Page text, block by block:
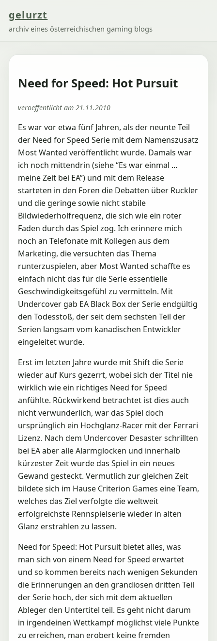
gelurzt
archiv eines österreichischen gaming blogs
Need for Speed: Hot Pursuit
veroeffentlicht am 21.11.2010
Es war vor etwa fünf Jahren, als der neunte Teil
der Need for Speed Serie mit dem Namenszusatz
Most Wanted veröffentlicht wurde. Damals war
ich noch mittendrin (siehe “Es war einmal …
meine Zeit bei EA”) und mit dem Release
starteten in den Foren die Debatten über Ruckler
und die geringe sowie nicht stabile
Bildwiederholfrequenz, die sich wie ein roter
Faden durch das Spiel zog. Ich erinnere mich
noch an Telefonate mit Kollegen aus dem
Marketing, die versuchten das Thema
runterzuspielen, aber Most Wanted schaffte es
einfach nicht das für die Serie essentielle
Geschwindigkeitsgefühl zu vermitteln. Mit
Undercover gab EA Black Box der Serie endgültig
den Todesstoß, der seit dem sechsten Teil der
Serien langsam vom kanadischen Entwickler
eingeleitet wurde.
Erst im letzten Jahre wurde mit Shift die Serie
wieder auf Kurs gezerrt, wobei sich der Titel nie
wirklich wie ein richtiges Need for Speed
anfühlte. Rückwirkend betrachtet ist dies auch
nicht verwunderlich, war das Spiel doch
ursprünglich ein Hochglanz-Racer mit der Ferrari
Lizenz. Nach dem Undercover Desaster schrillten
bei EA aber alle Alarmglocken und innerhalb
kürzester Zeit wurde das Spiel in ein neues
Gewand gesteckt. Vermutlich zur gleichen Zeit
bildete sich im Hause Criterion Games eine Team,
welches das Ziel verfolgte die weltweit
erfolgreichste Rennspielserie wieder in alten
Glanz erstrahlen zu lassen.
Need for Speed: Hot Pursuit bietet alles, was
man sich von einem Need for Speed erwartet
und so kommen bereits nach wenigen Sekunden
die Erinnerungen an den grandiosen dritten Teil
der Serie hoch, der sich mit dem aktuellen
Ableger den Untertitel teil. Es geht nicht darum
in irgendeinen Wettkampf möglichst viele Punkte
zu erreichen, man erobert keine fremden